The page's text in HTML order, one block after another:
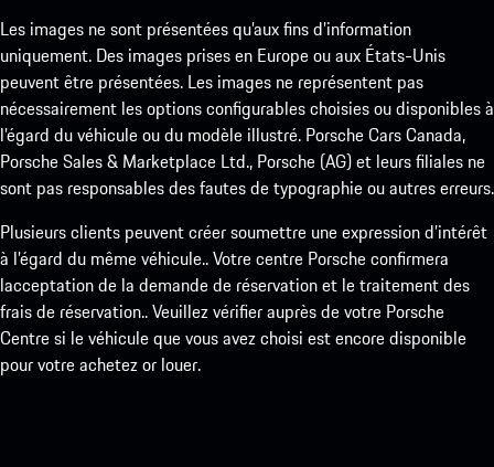
Les images ne sont présentées qu’aux fins d’information
uniquement. Des images prises en Europe ou aux États-Unis
peuvent être présentées. Les images ne représentent pas
nécessairement les options configurables choisies ou disponibles à
l’égard du véhicule ou du modèle illustré. Porsche Cars Canada,
Porsche Sales & Marketplace Ltd., Porsche (AG) et leurs filiales ne
sont pas responsables des fautes de typographie ou autres erreurs.
Plusieurs clients peuvent créer soumettre une expression d’intérêt
à l’égard du même véhicule.. Votre centre Porsche confirmera
lacceptation de la demande de réservation et le traitement des
frais de réservation.. Veuillez vérifier auprès de votre Porsche
Centre si le véhicule que vous avez choisi est encore disponible
pour votre achetez or louer.